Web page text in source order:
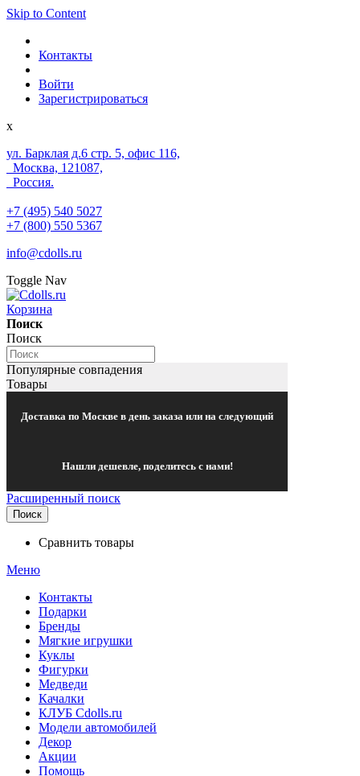
Skip to Content
Контакты
Войти
Зарегистрироваться
x
ул. Барклая д.6 стр. 5, офис 116,
Москва, 121087,
Россия.
+7 (495) 540 5027
+7 (800) 550 5367
info@cdolls.ru
Toggle Nav
Корзина
Поиск
Поиск
Популярные совпадения
Товары
Доставка по Москве в день заказа или на следующий
Нашли дешевле, поделитесь с нами!
Расширенный поиск
Поиск
Сравнить товары
Меню
Контакты
Подарки
Бренды
Мягкие игрушки
Куклы
Фигурки
Медведи
Качалки
КЛУБ Cdolls.ru
Модели автомобилей
Декор
Акции
Помощь